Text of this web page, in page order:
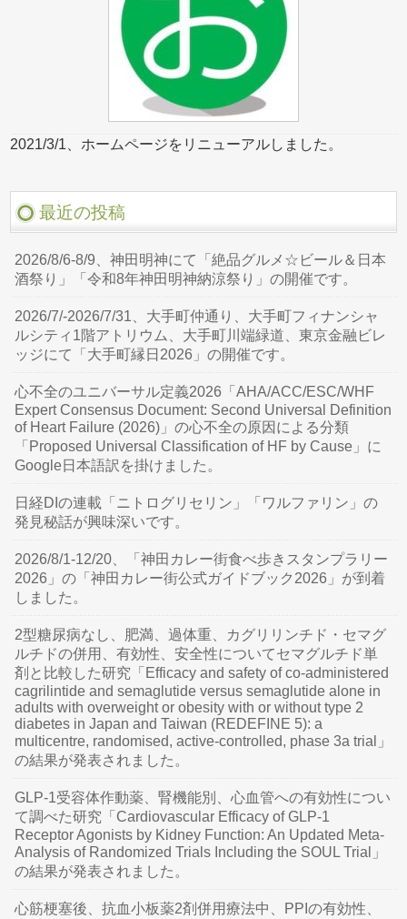
2021/3/1、ホームページをリニューアルしました。
最近の投稿
2026/8/6-8/9、神田明神にて「絶品グルメ☆ビール＆日本
酒祭り」「令和8年神田明神納涼祭り」の開催です。
2026/7/-2026/7/31、大手町仲通り、大手町フィナンシャ
ルシティ1階アトリウム、大手町川端緑道、東京金融ビレ
ッジにて「大手町縁日2026」の開催です。
心不全のユニバーサル定義2026「AHA/ACC/ESC/WHF
Expert Consensus Document: Second Universal Definition
of Heart Failure (2026)」の心不全の原因による分類
「Proposed Universal Classification of HF by Cause」に
Google日本語訳を掛けました。
日経DIの連載「ニトログリセリン」「ワルファリン」の
発見秘話が興味深いです。
2026/8/1-12/20、「神田カレー街食べ歩きスタンプラリー
2026」の「神田カレー街公式ガイドブック2026」が到着
しました。
2型糖尿病なし、肥満、過体重、カグリリンチド・セマグ
ルチドの併用、有効性、安全性についてセマグルチド単
剤と比較した研究「Efficacy and safety of co-administered
cagrilintide and semaglutide versus semaglutide alone in
adults with overweight or obesity with or without type 2
diabetes in Japan and Taiwan (REDEFINE 5): a
multicentre, randomised, active-controlled, phase 3a trial」
の結果が発表されました。
GLP-1受容体作動薬、腎機能別、心血管への有効性につい
て調べた研究「Cardiovascular Efficacy of GLP-1
Receptor Agonists by Kidney Function: An Updated Meta-
Analysis of Randomized Trials Including the SOUL Trial」
の結果が発表されました。
心筋梗塞後、抗血小板薬2剤併用療法中、PPIの有効性、